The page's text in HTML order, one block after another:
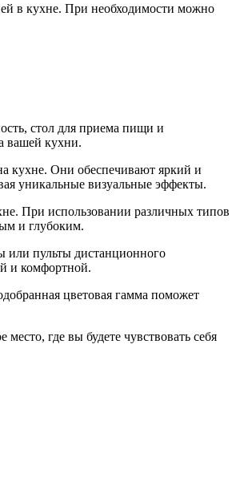
в кухне. При необходимости можно
стол для приема пищи и
вашей кухни.
кухне. Они обеспечивают яркий и
уникальные визуальные эффекты.
При использовании различных типов
и глубоким.
или пульты дистанционного
и комфортной.
цветовая гамма поможет
где вы будете чувствовать себя